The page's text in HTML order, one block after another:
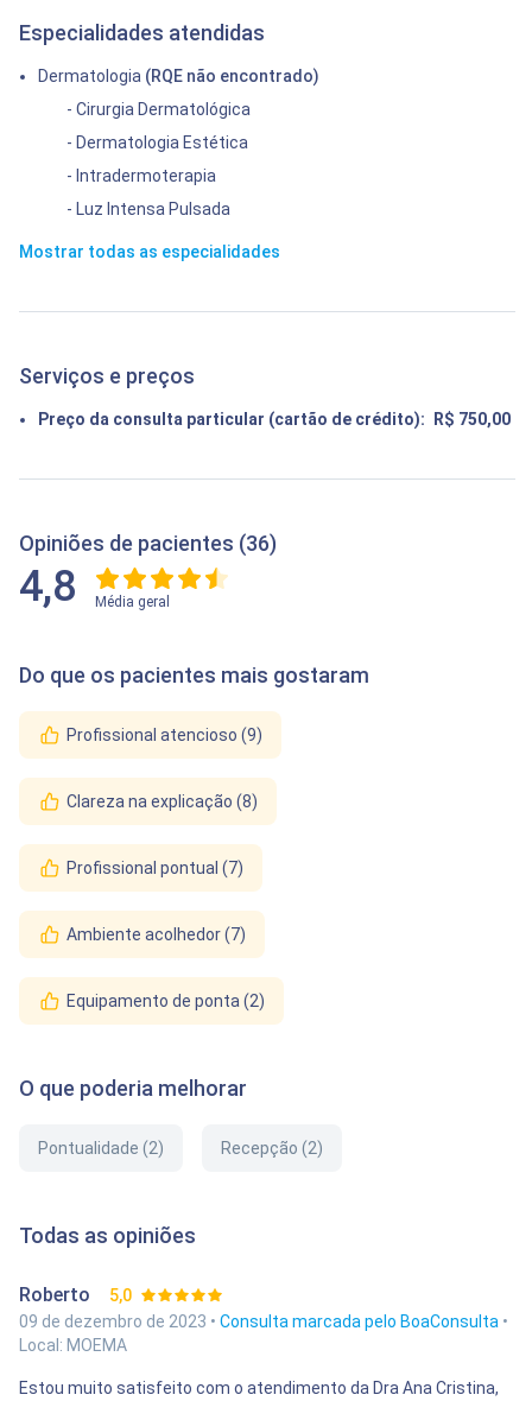
Especialidades atendidas
Dermatologia (RQE não encontrado)
- Cirurgia Dermatológica
- Dermatologia Estética
- Intradermoterapia
- Luz Intensa Pulsada
Mostrar todas as especialidades
Serviços e preços
Preço da consulta particular (cartão de crédito): R$ 750,00
Opiniões de pacientes (36)
4,8 Média geral
Do que os pacientes mais gostaram
Profissional atencioso (9)
Clareza na explicação (8)
Profissional pontual (7)
Ambiente acolhedor (7)
Equipamento de ponta (2)
O que poderia melhorar
Pontualidade (2) Recepção (2)
Todas as opiniões
Roberto
5,0
09 de dezembro de 2023 • Consulta marcada pelo BoaConsulta •
Local: MOEMA
Estou muito satisfeito com o atendimento da Dra Ana Cristina,